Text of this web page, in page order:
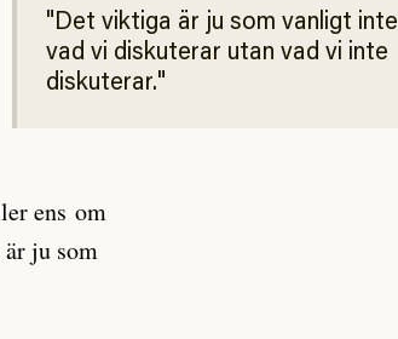
Det viktiga är ju som vanligt inte
vad vi diskuterar utan vad vi inte
diskuterar.
ens om
ju som